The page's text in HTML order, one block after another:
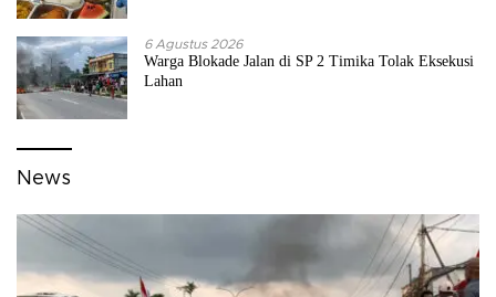
6 Agustus 2026
Warga Blokade Jalan di SP 2 Timika Tolak Eksekusi
Lahan
News